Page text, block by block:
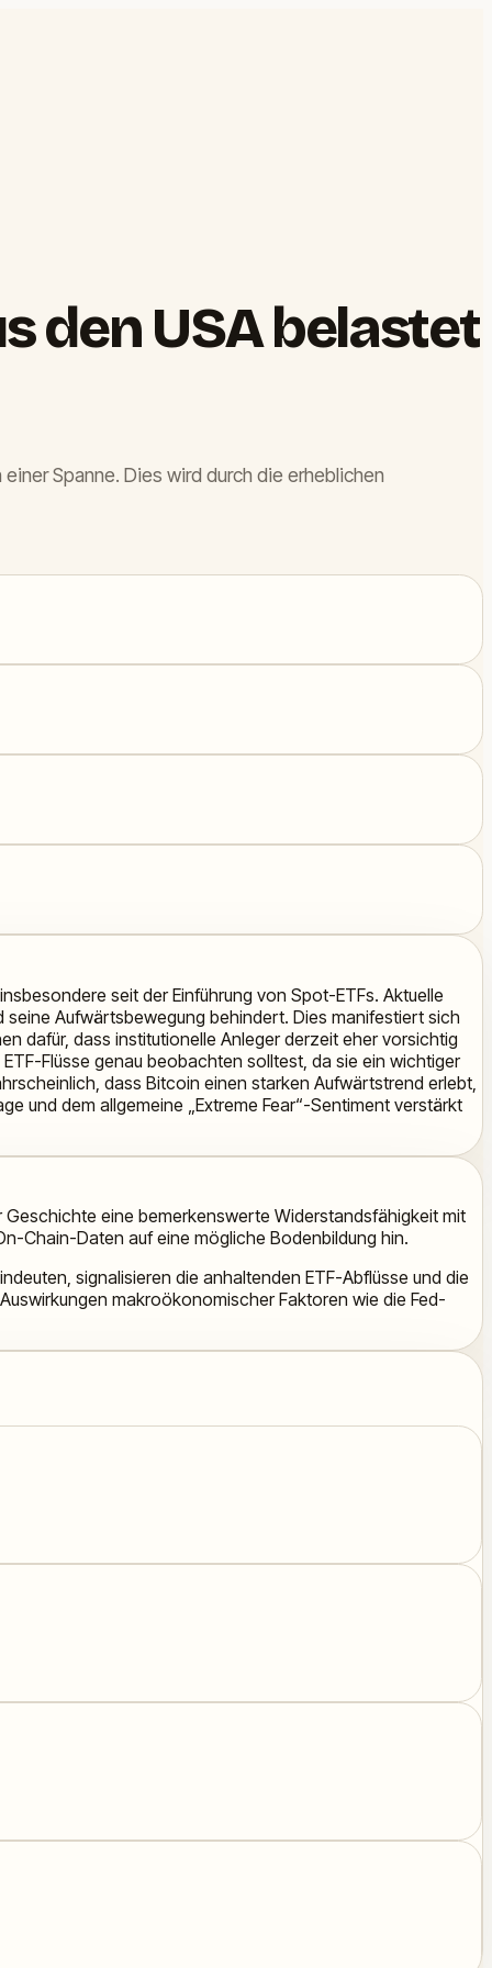
den USA belastet
Spanne. Dies wird durch die erheblichen
seit der Einführung von Spot-ETFs. Aktuelle
Aufwärtsbewegung behindert. Dies manifestiert sich
dafür, dass institutionelle Anleger derzeit eher vorsichtig
Flüsse genau beobachten solltest, da sie ein wichtiger
dass Bitcoin einen starken Aufwärtstrend erlebt,
und dem allgemeine „Extreme Fear“-Sentiment verstärkt
eine bemerkenswerte Widerstandsfähigkeit mit
Chain-Daten auf eine mögliche Bodenbildung hin.
signalisieren die anhaltenden ETF-Abflüsse und die
makroökonomischer Faktoren wie die Fed-